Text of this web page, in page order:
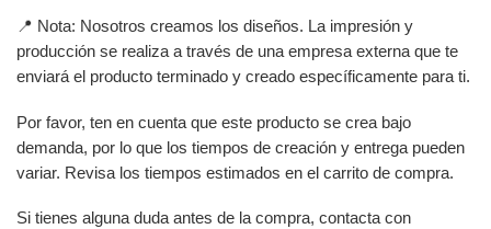
📍 Nota: Nosotros creamos los diseños. La impresión y
producción se realiza a través de una empresa externa que te
enviará el producto terminado y creado específicamente para ti.
Por favor, ten en cuenta que este producto se crea bajo
demanda, por lo que los tiempos de creación y entrega pueden
variar. Revisa los tiempos estimados en el carrito de compra.
Si tienes alguna duda antes de la compra, contacta con